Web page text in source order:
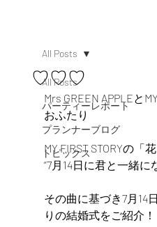
All Posts
パーティーレポート
プランナーブログ
トピックス
All Posts
♡♡♡
Mrs GREEN APPLEと
おふたり
MY FIRST STORYの「
“7月14日に君と一緒に
その曲に基づき7月14
りの結婚式をご紹介！